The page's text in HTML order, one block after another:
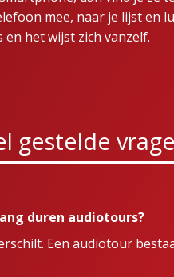
mee, naar je lijst en
en het wijst zich vanzelf.
gestelde
duren audiotours?
Een audiotour